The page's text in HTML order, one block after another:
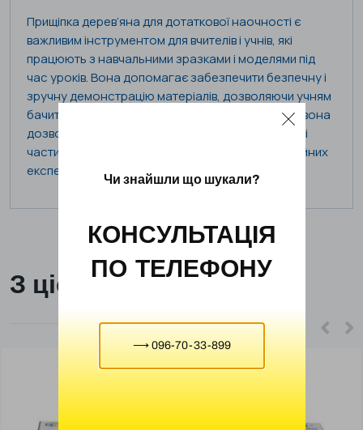
Прищіпка дерев’яна для дотаткової наочності є
важливим інструментом для вчителів і учнів, які
працюють з навчальними зразками і моделями під
час уроків. Вона допомагає забезпечити безпечну і
зручну демонстрацію матеріалів, дозволяючи учням
бачити і роздивлятися деталі зразків. Крім того, вона
дозволяє зручно переміщати та показувати різні
частини зразків під час пояснень і демонстраційних
експериментів.
З цієї ж категорії
Чи знайшли що шукали?
КОНСУЛЬТАЦІЯ
ПО ТЕЛЕФОНУ
⟶ 096-70-33-899